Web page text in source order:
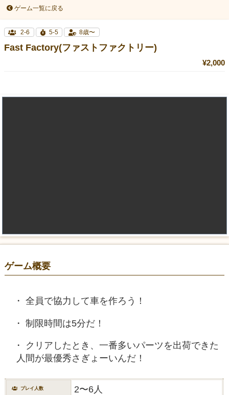
ゲーム一覧に戻る
2-6 5-5 8歳〜
Fast Factory(ファストファクトリー)
¥2,000
ゲーム概要
全員で協力して車を作ろう！
制限時間は5分だ！
クリアしたとき、一番多いパーツを出荷できた
人間が最優秀さぎょーいんだ！
プレイ人数 2〜6人